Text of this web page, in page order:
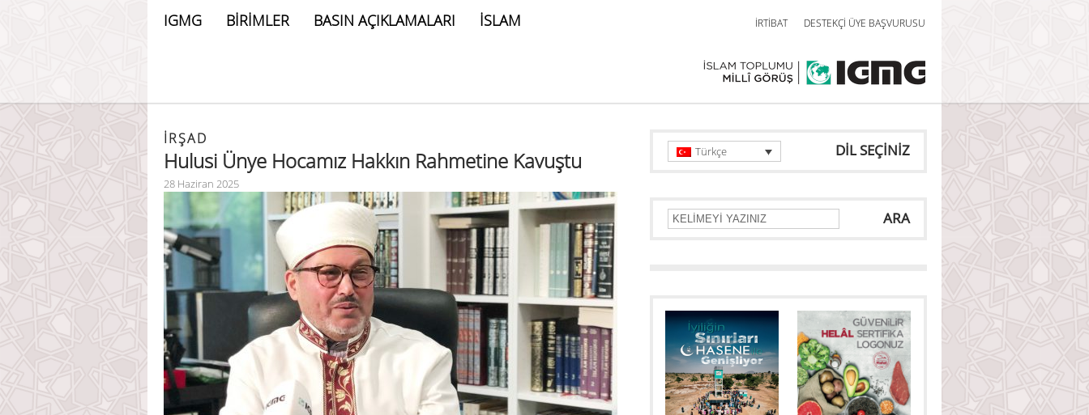
IGMG BİRİMLER BASIN AÇIKLAMALARI İSLAM İRTİBAT DESTEKÇİ ÜYE BAŞVURUSU
İRŞAD
Hulusi Ünye Hocamız Hakkın Rahmetine Kavuştu
28 Haziran 2025
DİL SEÇİNİZ
Türkçe
ARA